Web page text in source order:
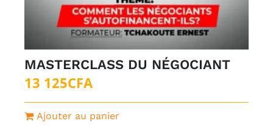
MASTERCLASS DU NÉGOCIANT
13 125CFA
Ajouter au panier